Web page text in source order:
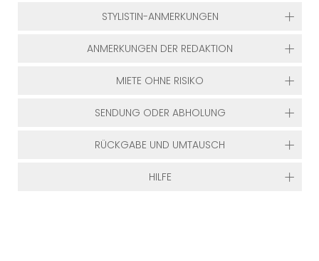
STYLISTIN-ANMERKUNGEN
ANMERKUNGEN DER REDAKTION
MIETE OHNE RISIKO
SENDUNG ODER ABHOLUNG
RÜCKGABE UND UMTAUSCH
HILFE